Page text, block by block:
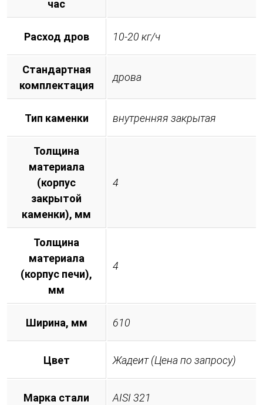
час
Расход дров 10-20 кг/ч
Стандартная
комплектация
дрова
Тип каменки внутренняя закрытая
Толщина
материала
(корпус
закрытой
каменки), мм
4
Толщина
материала
(корпус печи),
мм
4
Ширина, мм 610
Цвет Жадеит (Цена по запросу)
Марка стали AISI 321